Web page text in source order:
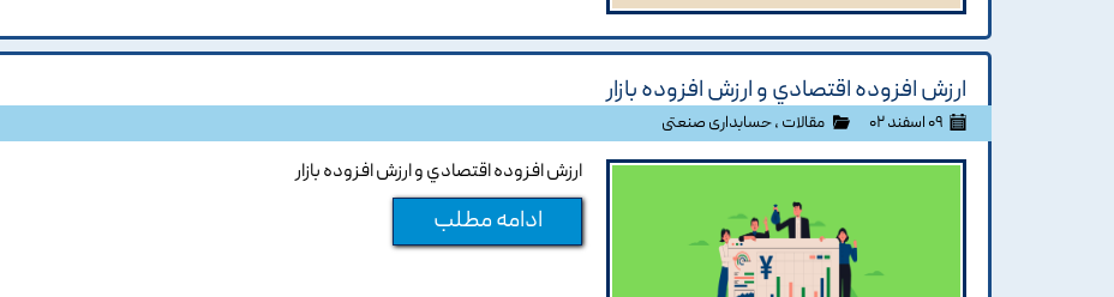
ارزش افزوده اقتصادي و ارزش افزوده بازار
۰۹ اسفند ۰۲ مقالات ،حسابداری صنعتی
ارزش افزوده اقتصادي و ارزش افزوده بازار
ادامه مطلب